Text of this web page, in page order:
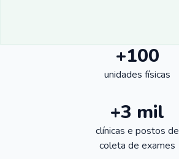
+100
unidades físicas
+3 mil
clínicas e postos de
coleta de exames